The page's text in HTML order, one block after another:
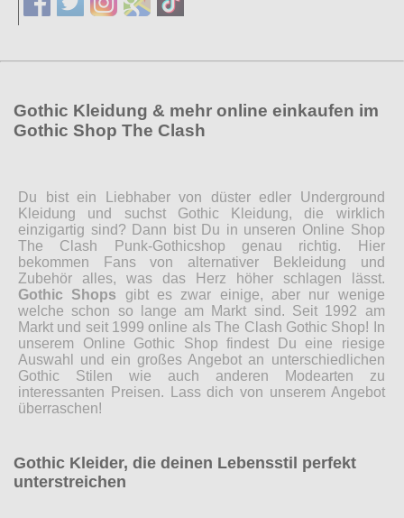
Gothic Kleidung & mehr online einkaufen im
Gothic Shop The Clash
Du bist ein Liebhaber von düster edler Underground
Kleidung und suchst Gothic Kleidung, die wirklich
einzigartig sind? Dann bist Du in unseren Online Shop
The Clash Punk-Gothicshop genau richtig. Hier
bekommen Fans von alternativer Bekleidung und
Zubehör alles, was das Herz höher schlagen lässt.
Gothic Shops gibt es zwar einige, aber nur wenige
welche schon so lange am Markt sind. Seit 1992 am
Markt und seit 1999 online als The Clash Gothic Shop! In
unserem Online Gothic Shop findest Du eine riesige
Auswahl und ein großes Angebot an unterschiedlichen
Gothic Stilen wie auch anderen Modearten zu
interessanten Preisen. Lass dich von unserem Angebot
überraschen!
Gothic Kleider, die deinen Lebensstil perfekt
unterstreichen